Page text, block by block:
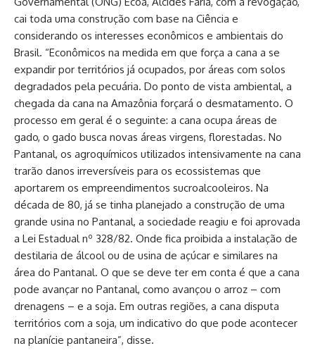
cai toda uma construção com base na Ciência e
considerando os interesses econômicos e ambientais do
Brasil. “Econômicos na medida em que força a cana a se
expandir por territórios já ocupados, por áreas com solos
degradados pela pecuária. Do ponto de vista ambiental, a
chegada da cana na Amazônia forçará o desmatamento. O
processo em geral é o seguinte: a cana ocupa áreas de
gado, o gado busca novas áreas virgens, florestadas. No
Pantanal, os agroquímicos utilizados intensivamente na cana
trarão danos irreversíveis para os ecossistemas que
aportarem os empreendimentos sucroalcooleiros. Na
década de 80, já se tinha planejado a construção de uma
grande usina no Pantanal, a sociedade reagiu e foi aprovada
a Lei Estadual nº 328/82. Onde fica proibida a instalação de
destilaria de álcool ou de usina de açúcar e similares na
área do Pantanal. O que se deve ter em conta é que a cana
pode avançar no Pantanal, como avançou o arroz – com
drenagens – e a soja. Em outras regiões, a cana disputa
territórios com a soja, um indicativo do que pode acontecer
na planície pantaneira”, disse.